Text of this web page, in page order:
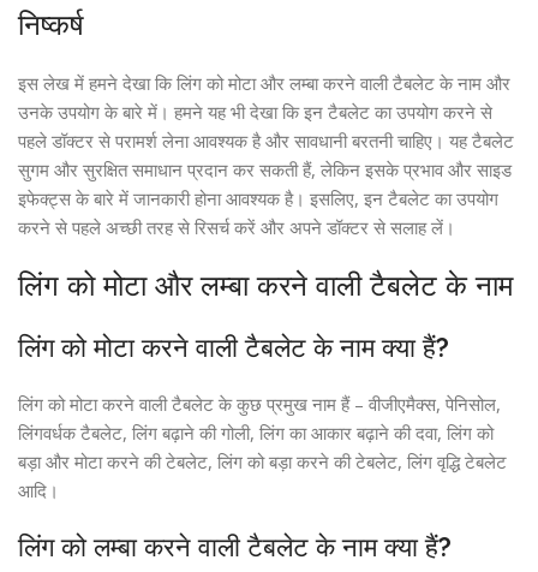
निष्कर्ष
इस लेख में हमने देखा कि लिंग को मोटा और लम्बा करने वाली टैबलेट के नाम और
उनके उपयोग के बारे में। हमने यह भी देखा कि इन टैबलेट का उपयोग करने से
पहले डॉक्टर से परामर्श लेना आवश्यक है और सावधानी बरतनी चाहिए। यह टैबलेट
सुगम और सुरक्षित समाधान प्रदान कर सकती हैं, लेकिन इसके प्रभाव और साइड
इफेक्ट्स के बारे में जानकारी होना आवश्यक है। इसलिए, इन टैबलेट का उपयोग
करने से पहले अच्छी तरह से रिसर्च करें और अपने डॉक्टर से सलाह लें।
लिंग को मोटा और लम्बा करने वाली टैबलेट के नाम
लिंग को मोटा करने वाली टैबलेट के नाम क्या हैं?
लिंग को मोटा करने वाली टैबलेट के कुछ प्रमुख नाम हैं – वीजीएमैक्स, पेनिसोल,
लिंगवर्धक टैबलेट, लिंग बढ़ाने की गोली, लिंग का आकार बढ़ाने की दवा, लिंग को
बड़ा और मोटा करने की टेबलेट, लिंग को बड़ा करने की टेबलेट, लिंग वृद्धि टेबलेट
आदि।
लिंग को लम्बा करने वाली टैबलेट के नाम क्या हैं?